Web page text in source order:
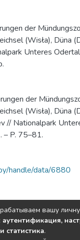
der
(Wisła), Düna
Unteres
der
(Wisła), Düna
// Nationalpark
– P. 75–81.
handle/data/6880
изданиях
вашу
аутентификация,
статистика.